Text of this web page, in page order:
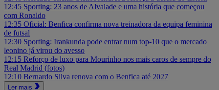
12:45 Sporting: 23 anos de Alvalade e uma história que começou
com Ronaldo
12:35 Oficial: Benfica confirma nova treinadora da equipa feminina
de futsal
12:30 Sporting: Irankunda pode entrar num top-10 que o mercado
leonino já virou do avesso
12:15 Reforço de luxo para Mourinho nos mais caros de sempre do
Real Madrid (fotos)
12:10 Bernardo Silva renova com o Benfica até 2027
Ler mais